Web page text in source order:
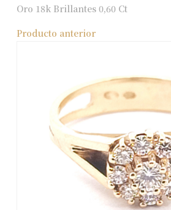
Oro 18k Brillantes 0,60 Ct
Producto anterior